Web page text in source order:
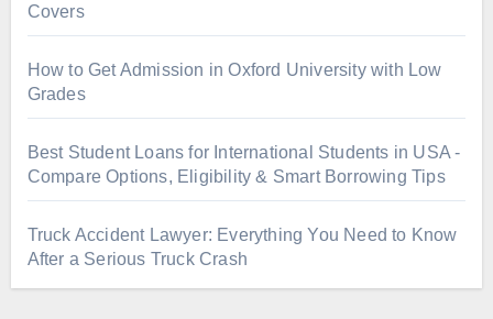
Covers
How to Get Admission in Oxford University with Low
Grades
Best Student Loans for International Students in USA -
Compare Options, Eligibility & Smart Borrowing Tips
Truck Accident Lawyer: Everything You Need to Know
After a Serious Truck Crash